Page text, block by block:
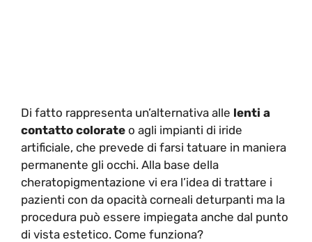
Di fatto rappresenta un’alternativa alle lenti a
contatto colorate o agli impianti di iride
artificiale, che prevede di farsi tatuare in maniera
permanente gli occhi. Alla base della
cheratopigmentazione vi era l’idea di trattare i
pazienti con da opacità corneali deturpanti ma la
procedura può essere impiegata anche dal punto
di vista estetico. Come funziona?